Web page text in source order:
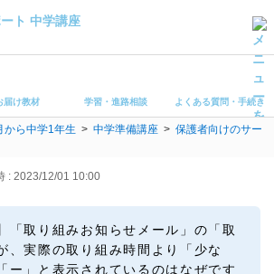
手続き
中学講座 トップ
各種お手続き
ログイン
届け教材 学習・進路相談 よくある質問・手続き
から中学1年生 > 中学準備講座 > 保護者向けのサー
: 2023/12/01 10:00
「取り組みお知らせメール」の「取
、実際の取り組み時間より「少な
ー」と表示されているのはなぜです